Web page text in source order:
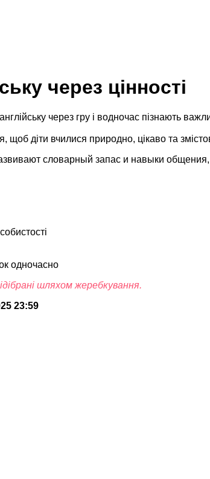
через цінності
англійську через гру і водночас пізнають
, щоб діти вчилися природно, цікаво та
словарный запас и навыки общения,
одночасно
шляхом жеребкування.
23:59